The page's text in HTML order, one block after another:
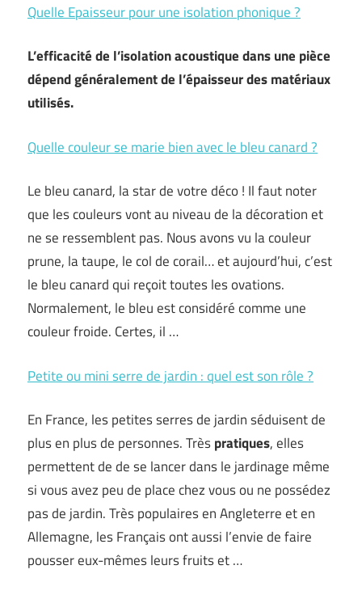
Quelle Epaisseur pour une isolation phonique ?
L’efficacité de l’isolation acoustique dans une pièce
dépend généralement de l’épaisseur des matériaux
utilisés.
Quelle couleur se marie bien avec le bleu canard ?
Le bleu canard, la star de votre déco ! Il faut noter
que les couleurs vont au niveau de la décoration et
ne se ressemblent pas. Nous avons vu la couleur
prune, la taupe, le col de corail… et aujourd’hui, c’est
le bleu canard qui reçoit toutes les ovations.
Normalement, le bleu est considéré comme une
couleur froide. Certes, il …
Petite ou mini serre de jardin : quel est son rôle ?
En France, les petites serres de jardin séduisent de
plus en plus de personnes. Trèspratiques, elles
permettent de de se lancer dans le jardinage même
si vous avez peu de place chez vous ou ne possédez
pas de jardin. Très populaires en Angleterre et en
Allemagne, les Français ont aussi l’envie de faire
pousser eux-mêmes leurs fruits et …